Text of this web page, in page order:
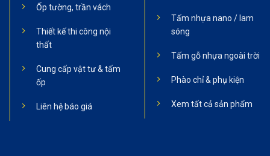
Ốp tường, trần vách
Thiết kế thi công nội
thất
Cung cấp vật tư & tấm
ốp
Liên hệ báo giá
Tấm nhựa nano / lam
sóng
Tấm gỗ nhựa ngoài trời
Phào chỉ & phụ kiện
Xem tất cả sản phẩm